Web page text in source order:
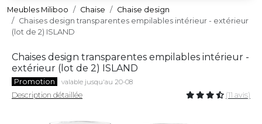
Meubles Miliboo Chaise
Chaise design
Chaises design transparentes empilables intérieur - extérieur
(lot de 2) ISLAND
Chaises design transparentes empilables intérieur -
extérieur (lot de 2) ISLAND
Promotion valable jusqu'au 20-08
Description détaillée (11 avis)